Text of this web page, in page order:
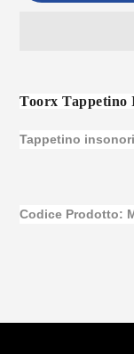
prodotto
tuo
Toorx Tappetino
Tappetino
Codice Prodotto: